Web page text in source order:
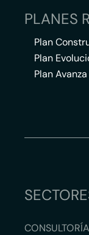
PLANES
Plan
Plan
Plan